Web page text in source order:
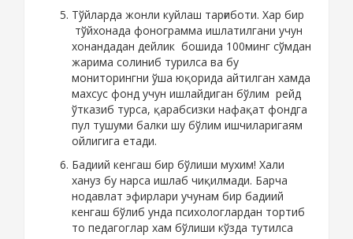
Тўйларда жонли куйлаш тарғиботи. Хар бир
тўйхонада фонограмма ишлатилгани учун
хонандадан дейлик бошида 100минг сўмдан
жарима солиниб турилса ва бу
мониторингни ўша юқорида айтилган хамда
махсус фонд учун ишлайдиган бўлим рейд
ўтказиб турса, қарабсизки нафақат фондга
пул тушуми балки шу бўлим ишчиларигаям
ойлигига етади.
Бадиий кенгаш бир бўлиши мухим! Хали
хануз бу нарса ишлаб чиқилмади. Барча
нодавлат эфирлари учунам бир бадиий
кенгаш бўлиб унда психологлардан тортиб
то педагоглар хам бўлиши кўзда тутилса